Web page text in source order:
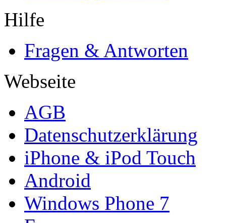
Hilfe
Fragen & Antworten
Webseite
AGB
Datenschutzerklärung
iPhone & iPod Touch
Android
Windows Phone 7